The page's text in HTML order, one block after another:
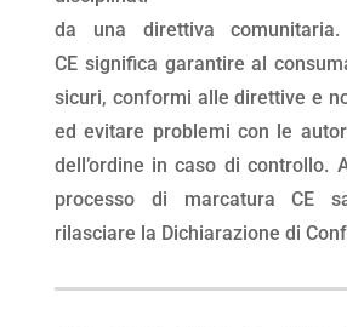
da una direttiva
CE significa garantire al
sicuri, conformi alle direttive e
ed evitare problemi con le
dell’ordine in caso di controllo.
processo di marcatura CE
rilasciare la Dichiarazione di